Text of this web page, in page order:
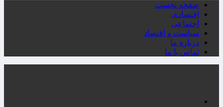
صفحه نخست
اقتصادی
اجتماعی
سیاست و اقتصاد
درباره ما
تماس با ما